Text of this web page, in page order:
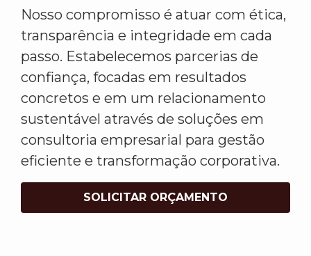
Nosso compromisso é atuar com ética,
transparência e integridade em cada
passo. Estabelecemos parcerias de
confiança, focadas em resultados
concretos e em um relacionamento
sustentável através de soluções em
consultoria empresarial para gestão
eficiente e transformação corporativa.
SOLICITAR ORÇAMENTO